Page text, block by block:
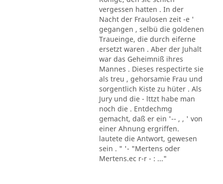
vergessen hatten . In der
Nacht der Fraulosen zeit -e '
gegangen , selbü die goldenen
Traueinge, die durch eiferne
ersetzt waren . Aber der Juhalt
war das Geheimniß ihres
Mannes . Dieses respectirte sie
als treu , gehorsamie Frau und
sorgentlich Kiste zu hüter . Als
Jury und die - lttzt habe man
noch die . Entdechmg
gemacht, daß er ein '-- , , ' von
einer Ahnung ergriffen.
lautete die Antwort, gewesen
sein . " '- "Mertens oder
Mertens.ec r-r - : ..."